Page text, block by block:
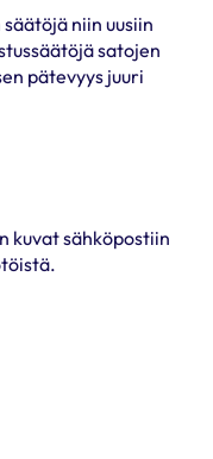
niin uusiin
satojen
pätevyys juuri
kuvat sähköpostiin